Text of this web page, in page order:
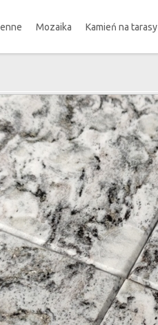
!
Mozaika Kamień na tarasy